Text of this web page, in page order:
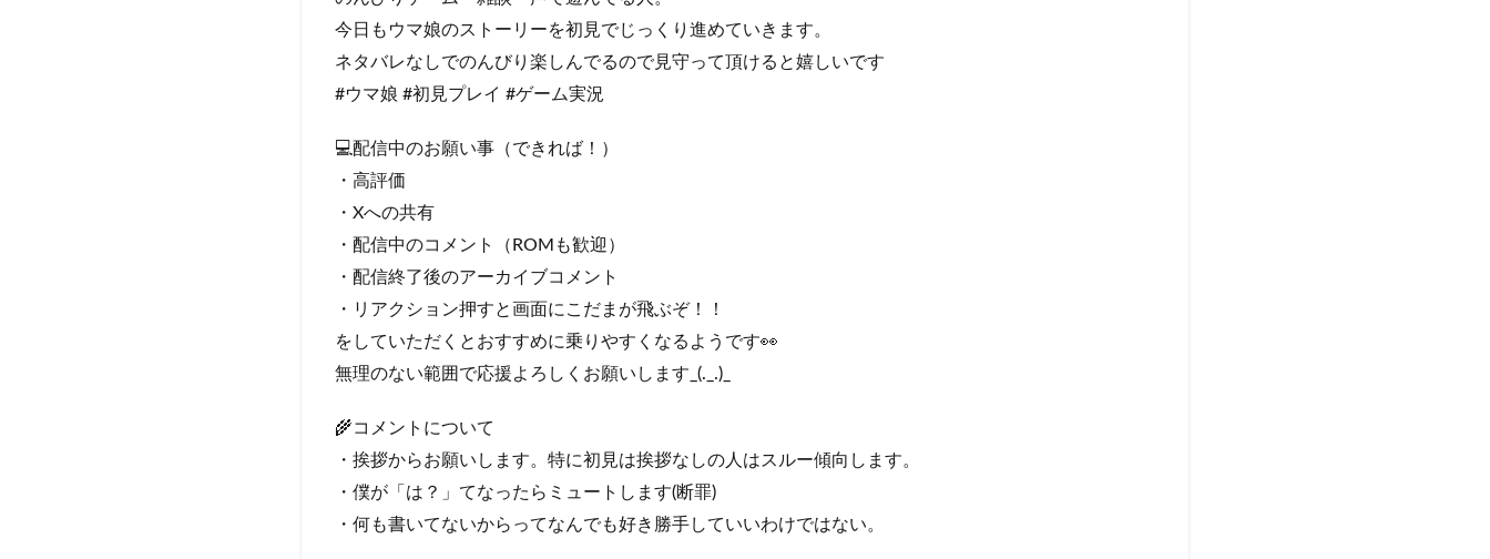
今日もウマ娘のストーリーを初見でじっくり進めていきます。
ネタバレなしでのんびり楽しんでるので見守って頂けると嬉しいです
#ウマ娘 #初見プレイ #ゲーム実況
💻配信中のお願い事（できれば！）
・高評価
・Xへの共有
・配信中のコメント（ROMも歓迎）
・配信終了後のアーカイブコメント
・リアクション押すと画面にこだまが飛ぶぞ！！
をしていただくとおすすめに乗りやすくなるようです👀
無理のない範囲で応援よろしくお願いします_(._.)_
🌾コメントについて
・挨拶からお願いします。特に初見は挨拶なしの人はスルー傾向します。
・僕が「は？」てなったらミュートします(断罪)
・何も書いてないからってなんでも好き勝手していいわけではない。